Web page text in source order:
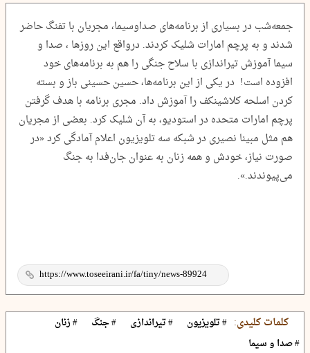
جمعه‌شب در بسیاری از برنامه‌های صداوسیما، مجریان با تفنگ حاضر
شدند و به پرچم امارات شلیک کردند. درواقع این روزها ، صدا و
سیما آموزش تیراندازی با سلاح جنگی را هم به برنامه‌های خود
افزوده است! در یکی از این برنامه‌ها، حسین حسینی باز و بسته
کردن اسلحه کلاشینکف را آموزش داد. مجری برنامه با هدف گرفتن
پرچم امارات متحده در استودیو، به آن شلیک کرد. بعضی از مجریان
هم مثل مبینا نصیری در شبکه سه تلویزیون اعلام آمادگی کرد «در
صورت نیاز، خودش و همه زنان به عنوان جان‌فدا به جنگ
می‌پیوندند.».
کلمات کلیدی: # تلویزیون # تیراندازی # جنگ
# زنان
# صدا و سیما